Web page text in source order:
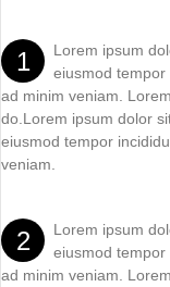
1
Lorem ipsum
eiusmod
ad minim veniam.
do.Lorem ipsum dolor
eiusmod tempor
veniam.
2
Lorem ipsum
eiusmod
ad minim veniam.